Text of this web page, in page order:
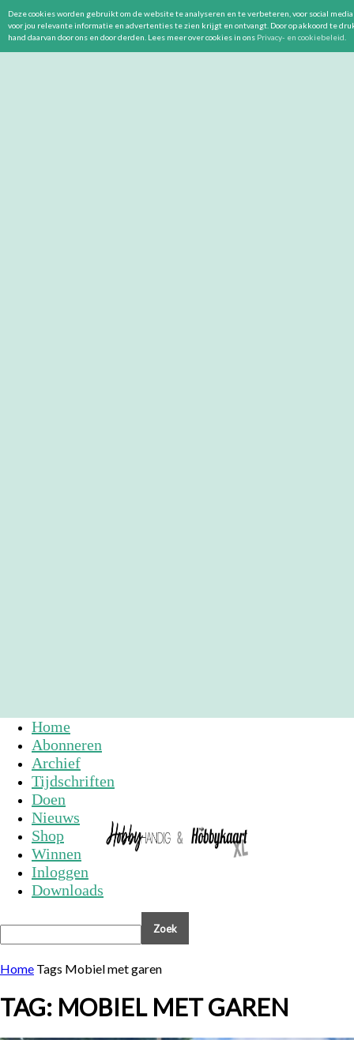
Home
Abonneren
Archief
Tijdschriften
Doen
Nieuws
Shop
Winnen
Inloggen
Downloads
Home Tags Mobiel met garen
TAG: MOBIEL MET GAREN
Deze cookies worden gebruikt om de website te analyseren en te verbeteren, voor social
voor jou relevante informatie en advertenties te zien krijgt en ontvangt. Door op akkoord te
hand daarvan door ons en door derden. Lees meer over cookies in ons Privacy- en cookiebeleid